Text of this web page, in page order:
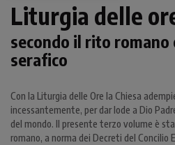
Liturgia delle
secondo il rito romano
serafico
Con la Liturgia delle Ore la Chiesa
incessantemente, per dar lode a Dio
del mondo. Il presente terzo volume è
romano, a norma dei Decreti del Concilio